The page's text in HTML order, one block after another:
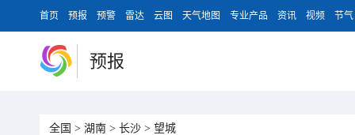
首页 预报 预警 雷达 云图 天气地图 专业产品 资讯 视频 节气
预报
全国 > 湖南 > 长沙 > 望城